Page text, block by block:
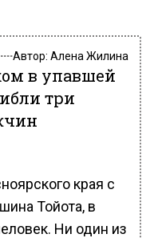
Автор: Алена Жилина
в упавшей
три
края с
Тойота, в
Ни один из